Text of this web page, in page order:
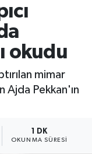
okudu
mimar
Ajda Pekkan'ın
1 DK
OKUNMA SÜRESI